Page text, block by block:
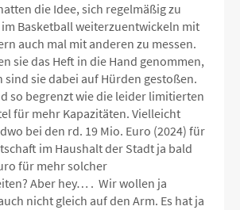
die Idee, sich regelmäßig zu
Basketball weiterzuentwickeln mit
auch mal mit anderen zu messen.
sie das Heft in die Hand genommen,
sie dabei auf Hürden gestoßen.
so begrenzt wie die leider limitierten
für mehr Kapazitäten. Vielleicht
bei den rd. 19 Mio. Euro (2024) für
im Haushalt der Stadt ja bald
für mehr solcher
Aber hey… . Wir wollen ja
nicht gleich auf den Arm. Es hat ja